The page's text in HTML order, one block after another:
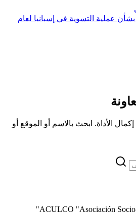
عملية التسوية في إسبانيا لعام
الأداة. ابحث بالاسم أو الموقع أو
ACULCO "Asociación